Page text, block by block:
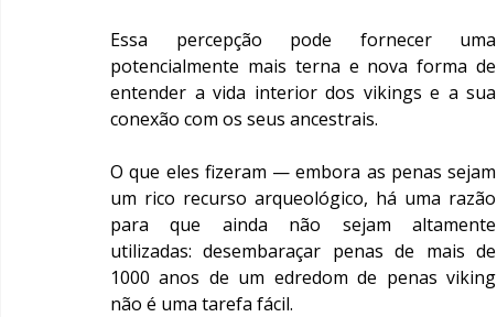
Essa percepção pode fornecer uma
potencialmente mais terna e nova forma de
entender a vida interior dos vikings e a sua
conexão com os seus ancestrais.
O que eles fizeram — embora as penas sejam
um rico recurso arqueológico, há uma razão
para que ainda não sejam altamente
utilizadas: desembaraçar penas de mais de
1000 anos de um edredom de penas viking
não é uma tarefa fácil.